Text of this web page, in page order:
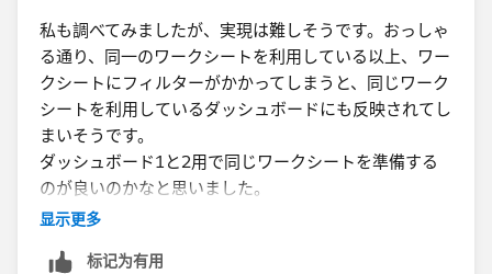
私も調べてみましたが、実現は難しそうです。おっしゃ
る通り、同一のワークシートを利用している以上、ワー
クシートにフィルターがかかってしまうと、同じワーク
シートを利用しているダッシュボードにも反映されてし
まいそうです。
ダッシュボード1と2用で同じワークシートを準備する
のが良いのかなと思いました。​
显示更多
标记为有用